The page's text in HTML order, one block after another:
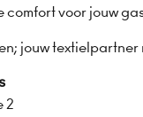
comfort voor jouw
jouw textielpartner
2